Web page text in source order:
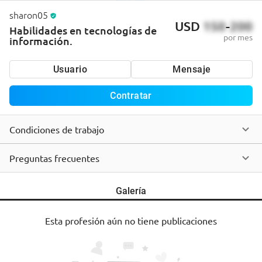
sharon05
Habilidades en tecnologías de
información.
USD 150-200
por mes
Usuario Mensaje
Contratar
Condiciones de trabajo
Preguntas frecuentes
Galería
Esta profesión aún no tiene publicaciones